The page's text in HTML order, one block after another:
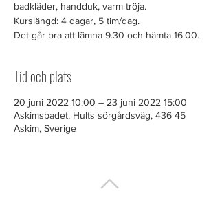
badkläder, handduk, varm tröja.
Kurslängd: 4 dagar, 5 tim/dag.
Det går bra att lämna 9.30 och hämta 16.00.
Tid och plats
20 juni 2022 10:00 – 23 juni 2022 15:00
Askimsbadet, Hults sörgårdsväg, 436 45
Askim, Sverige